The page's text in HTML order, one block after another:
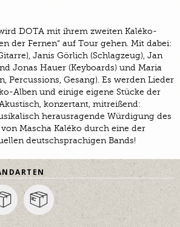
DOTA mit ihrem zweiten Kaléko-
der Fernen“ auf Tour gehen. Mit dabei:
Janis Görlich (Schlagzeug), Jan
Jonas Hauer (Keyboards) und Maria
Percussions, Gesang). Es werden Lieder
Alben und einige eigene Stücke der
konzertant, mitreißend:
herausragende Würdigung des
Mascha Kaléko durch eine der
deutschsprachigen Bands!